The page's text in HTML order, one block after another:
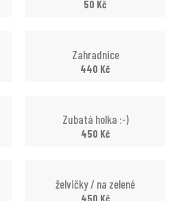
50 Kč
Zahradnice
440 Kč
Zubatá holka :-)
450 Kč
želvičky / na zelené
450 Kč